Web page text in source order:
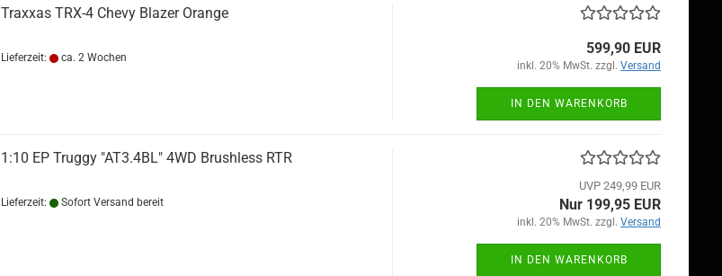
Traxxas TRX-4 Chevy Blazer Orange
Lieferzeit: ca. 2 Wochen
599,90 EUR
inkl. 20% MwSt. zzgl. Versand
IN DEN WARENKORB
1:10 EP Truggy "AT3.4BL" 4WD Brushless RTR
Lieferzeit: Sofort Versand bereit
UVP 249,99 EUR
Nur 199,95 EUR
inkl. 20% MwSt. zzgl. Versand
IN DEN WARENKORB